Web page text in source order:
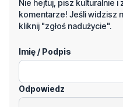
Imię / Podpis
Odpowiedz
Wiadomość